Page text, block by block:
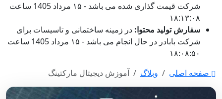
شرکت قیمت گذاری شده می باشد - ۱۵ مرداد 1405 ساعت
۱۸:۱۳:۰۸
سفارش تولید محتوا: در زمینه ساختمانی و تاسیسات برای
شرکت بابادر در حال انجام می باشد - ۱۵ مرداد 1405 ساعت
۱۸:۰۸:۵۰
صفحه اصلی
وبلاگ آموزش دیجیتال مارکتینگ